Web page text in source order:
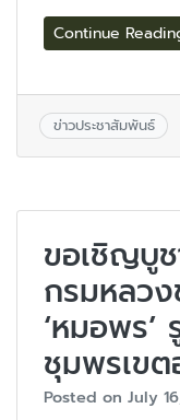
Continue
ข่าวประชาสัมพันธ์
ขอเชิญบู
กรมหลว
‘หมอพร’
ชุมพรเข
Posted on July